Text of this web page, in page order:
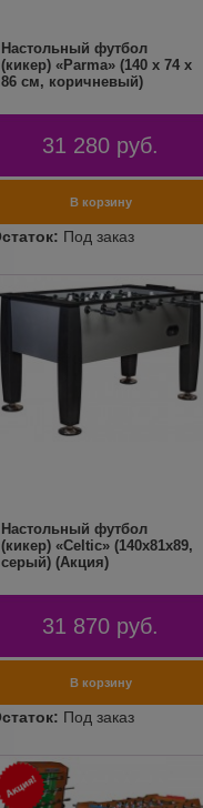
Настольный футбол
(кикер) «Parma» (140 x 74 x
86 см, коричневый)
31 280 руб.
Настольный футбол
(кикер) «Celtic» (140х81х89,
серый) (Акция)
31 870 руб.